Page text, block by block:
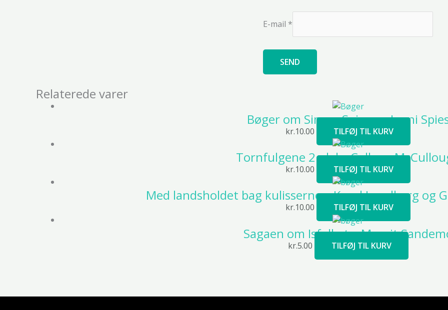
E-mail *
Relaterede varer
Bøger om Simon Spies og Janni
kr.10.00 TILFØJ TIL KURV
Tornfulgene 2. del – Colleen
kr.10.00 TILFØJ TIL KURV
Med landsholdet bag kulisserne – Knud Lundberg og
kr.10.00 TILFØJ TIL KURV
Sagaen om Isfolket – Margit
kr.5.00 TILFØJ TIL KURV